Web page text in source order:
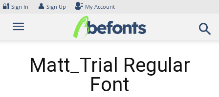
Skip
content
🔐 Sign In 👤 Sign Up My Account
Matt_Trial Regular
Font